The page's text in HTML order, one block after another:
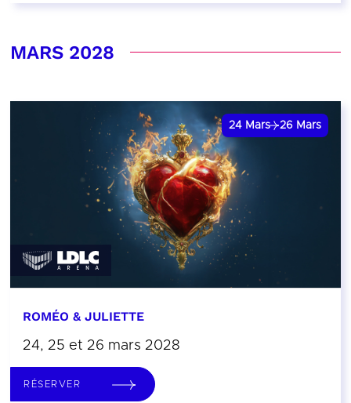
MARS 2028
24 Mars 26 Mars
ROMÉO & JULIETTE
24, 25 et 26 mars 2028
RÉSERVER